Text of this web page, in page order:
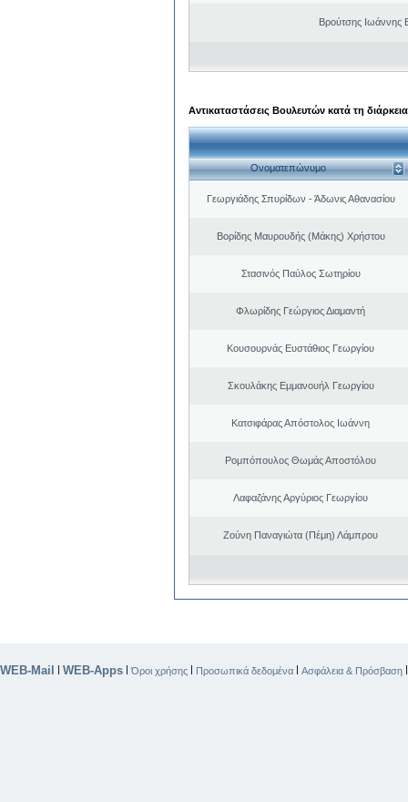
Βρούτσης Ιωάννης
Αντικαταστάσεις Βουλευτών κατά τη
Ονοματεπώνυμο
Γεωργιάδης Σπυρίδων - Άδωνις Αθανασίου
Βορίδης Μαυρουδής (Μάκης) Χρήστου
Στασινός Παύλος Σωτηρίου
Φλωρίδης Γεώργιος Διαμαντή
Κουσουρνάς Ευστάθιος Γεωργίου
Σκουλάκης Εμμανουήλ Γεωργίου
Κατσιφάρας Απόστολος Ιωάννη
Ρομπόπουλος Θωμάς Αποστόλου
Λαφαζάνης Αργύριος Γεωργίου
Ζούνη Παναγιώτα (Πέμη) Λάμπρου
WEB-Mail | WEB-Apps |Όροι χρήσης | Προσωπικά δεδομένα | Ασφάλεια & Πρόσβαση